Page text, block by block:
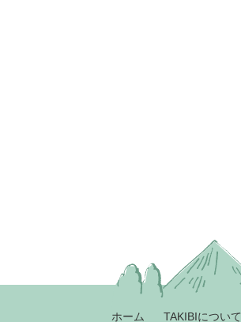
ホーム TAKIBIについて